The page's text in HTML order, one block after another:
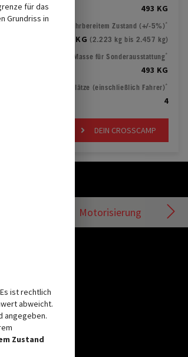
493 KG
2.340 KG (2.223 kg bis 2.457 kg)
Masse in fahrbereitem Zustand (+/-5%)*
493 KG
Verbleibende Masse für Sonderausstattung*
4
Zugelassene Sitzplätze (einschließlich Fahrer)*
DEIN CROSSCAMP
Motorisierung
für das
Grundriss in
ist rechtlich
abweicht.
angegeben.
Zustand